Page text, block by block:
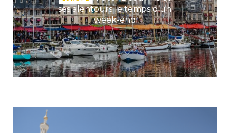
ses alentours le temps d’un
week-end